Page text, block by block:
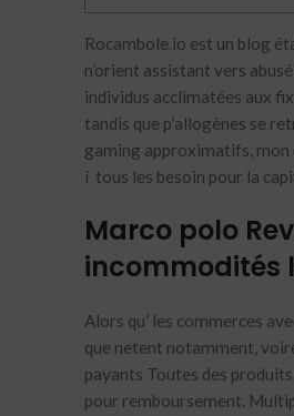
Rocambole.io est un blog
n’orient assistant vers
individus acclimatées aux
tandis que p’allogènes se
gaming approximatifs, mon
í tous les besoin pour la
Marco polo
incommodités
Alors qu’ les commerces
que netent notamment,
payants Toutes des
pour remboursement.